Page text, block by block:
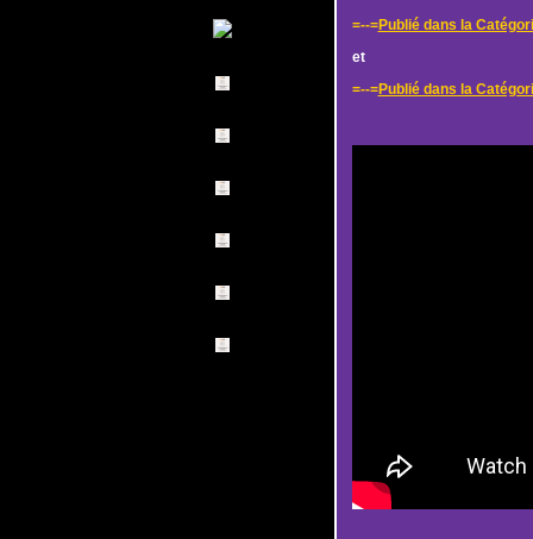
=--=Publié dans la
et
=--=Publié dans la